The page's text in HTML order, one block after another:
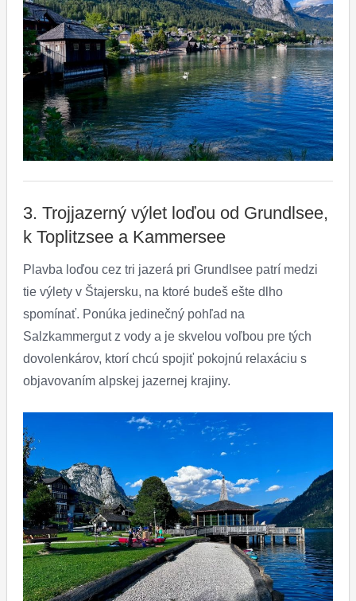
3. Trojjazerný výlet loďou od Grundlsee,
k Toplitzsee a Kammersee
Plavba loďou cez tri jazerá pri Grundlsee patrí medzi
tie výlety v Štajersku, na ktoré budeš ešte dlho
spomínať. Ponúka jedinečný pohľad na
Salzkammergut z vody a je skvelou voľbou pre tých
dovolenkárov, ktorí chcú spojiť pokojnú relaxáciu s
objavovaním alpskej jazernej krajiny.